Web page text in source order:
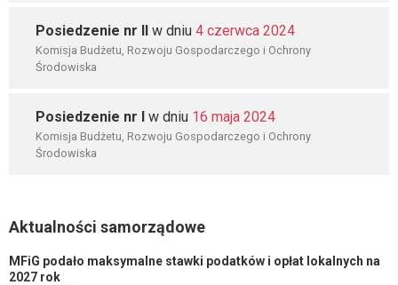
Posiedzenie nr II w dniu 4 czerwca 2024
Komisja Budżetu, Rozwoju Gospodarczego i Ochrony
Środowiska
Posiedzenie nr I w dniu 16 maja 2024
Komisja Budżetu, Rozwoju Gospodarczego i Ochrony
Środowiska
Aktualności samorządowe
MFiG podało maksymalne stawki podatków i opłat lokalnych na
2027 rok